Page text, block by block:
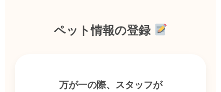
ペット情報の登録
万が一の際、スタッフが